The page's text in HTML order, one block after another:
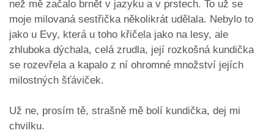
než mě začalo brnět v jazyku a v prstech. To už se
moje milovaná sestřička několikrát udělala. Nebylo to
jako u Evy, která u toho křičela jako na lesy, ale
zhluboka dýchala, celá zrudla, její rozkošná kundička
se rozevřela a kapalo z ní ohromné množství jejích
milostných šťáviček.
Už ne, prosím tě, strašně mě bolí kundička, dej mi
chvilku.